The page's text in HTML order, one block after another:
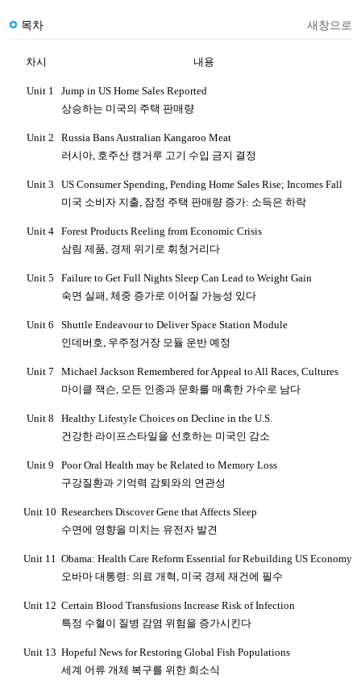
목차 새창으로
차시 내용
Unit 1
Jump in US Home Sales Reported
상승하는 미국의 주택 판매량
Unit 2
Russia Bans Australian Kangaroo Meat
러시아, 호주산 캥거루 고기 수입 금지 결정
Unit 3
US Consumer Spending, Pending Home Sales Rise; Incomes Fall
미국 소비자 지출, 잠정 주택 판매량 증가: 소득은 하락
Unit 4
Forest Products Reeling from Economic Crisis
삼림 제품, 경제 위기로 휘청거리다
Unit 5
Failure to Get Full Nights Sleep Can Lead to Weight Gain
숙면 실패, 체중 증가로 이어질 가능성 있다
Unit 6
Shuttle Endeavour to Deliver Space Station Module
인데버호, 우주정거장 모듈 운반 예정
Unit 7
Michael Jackson Remembered for Appeal to All Races, Cultures
마이클 잭슨, 모든 인종과 문화를 매혹한 가수로 남다
Unit 8
Healthy Lifestyle Choices on Decline in the U.S.
건강한 라이프스타일을 선호하는 미국인 감소
Unit 9
Poor Oral Health may be Related to Memory Loss
구강질환과 기억력 감퇴와의 연관성
Unit 10 Researchers Discover Gene that Affects Sleep
수면에 영향을 미치는 유전자 발견
Unit 11 Obama: Health Care Reform Essential for Rebuilding US Economy
오바마 대통령 : 의료 개혁, 미국 경제 재건에 필수
Unit 12 Certain Blood Transfusions Increase Risk of Infection
특정 수혈이 질병 감염 위험을 증가시킨다
Unit 13 Hopeful News for Restoring Global Fish Populations
세계 어류 개체 복구를 위한 희소식